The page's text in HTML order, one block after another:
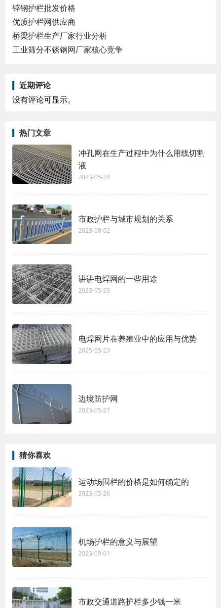
锌钢护栏批发价格
优质护栏网供应商
桥梁护栏生产厂家行业分析
工业筛分不锈钢网厂家核心竞争
近期评论
没有评论可显示。
热门文章
冲孔网在生产过程中为什么用线切割
液
2023-05-24
市政护栏与城市规划的关系
2023-08-02
讲讲电焊网的一些用途
2023-05-23
电焊网片在养殖业中的应用与优势
2025-05-23
边境防护网
2023-05-27
猜你喜欢
运动场围栏的价格是如何确定的
2023-05-26
机场护栏的意义与展望
2023-09-01
市政交通道路护栏多少钱一米